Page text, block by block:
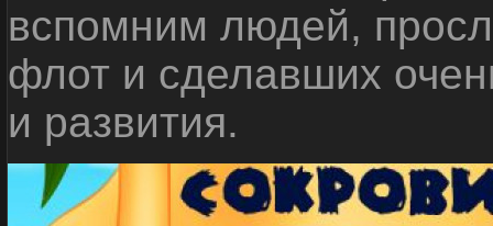
вспомним людей,
флот и сделавших
и развития.